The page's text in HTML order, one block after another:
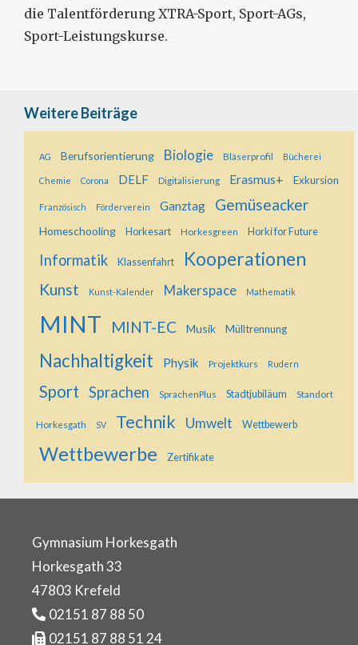
die Talentförderung XTRA-Sport, Sport-AGs,
Sport-Leistungskurse.
Weitere Beiträge
AG Berufsorientierung Biologie Bläserprofil Bücherei
Chemie Corona DELF Digitalisierung Erasmus+ Exkursion
Französisch Förderverein Ganztag Gemüseacker
Homeschooling Horkesart Horkesgreen Horki for Future
Informatik Klassenfahrt Kooperationen
Kunst Kunst-Kalender Makerspace Mathematik
MINT MINT-EC Musik Mülltrennung
Nachhaltigkeit Physik Projektkurs Rudern
Sport Sprachen SprachenPlus Stadtjubiläum Standort
Horkesgath SV Technik Umwelt Wettbewerb
Wettbewerbe Zertifikate
Gymnasium Horkesgath
Horkesgath 33
47803 Krefeld
02151 87 88 50
02151 87 88 51 24